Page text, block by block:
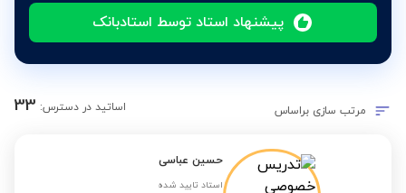
پیشنهاد استاد توسط استادبانک
مرتب سازی براساس اساتید در دسترس: 33
حسین عباسی
استاد تایید شده